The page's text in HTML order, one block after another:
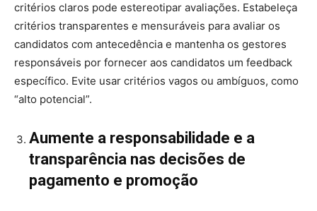
critérios claros pode estereotipar avaliações. Estabeleça
critérios transparentes e mensuráveis ​​para avaliar os
candidatos com antecedência e mantenha os gestores
responsáveis ​​por fornecer aos candidatos um feedback
específico. Evite usar critérios vagos ou ambíguos, como
“alto potencial”.
Aumente a responsabilidade e a
transparência nas decisões de
pagamento e promoção